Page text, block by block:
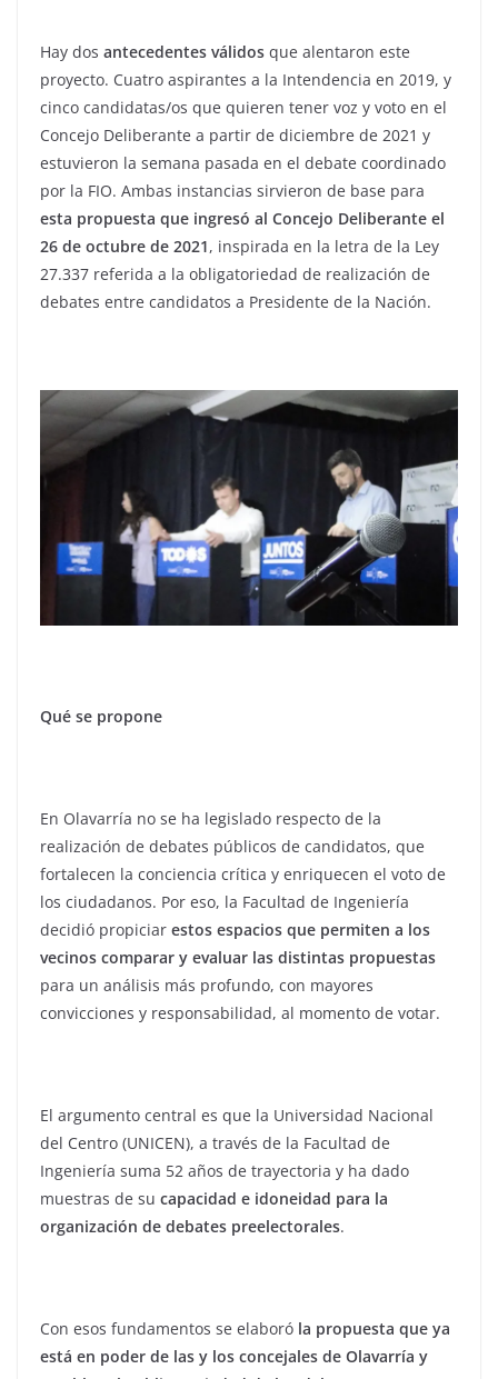
Hay dos antecedentes válidos que alentaron este
proyecto. Cuatro aspirantes a la Intendencia en 2019, y
cinco candidatas/os que quieren tener voz y voto en el
Concejo Deliberante a partir de diciembre de 2021 y
estuvieron la semana pasada en el debate coordinado
por la FIO. Ambas instancias sirvieron de base para
esta propuesta que ingresó al Concejo Deliberante el
26 de octubre de 2021, inspirada en la letra de la Ley
27.337 referida a la obligatoriedad de realización de
debates entre candidatos a Presidente de la Nación.
Qué se propone
En Olavarría no se ha legislado respecto de la
realización de debates públicos de candidatos, que
fortalecen la conciencia crítica y enriquecen el voto de
los ciudadanos. Por eso, la Facultad de Ingeniería
decidió propiciar estos espacios que permiten a los
vecinos comparar y evaluar las distintas propuestas
para un análisis más profundo, con mayores
convicciones y responsabilidad, al momento de votar.
El argumento central es que la Universidad Nacional
del Centro (UNICEN), a través de la Facultad de
Ingeniería suma 52 años de trayectoria y ha dado
muestras de su capacidad e idoneidad para la
organización de debates preelectorales.
Con esos fundamentos se elaboró la propuesta que ya
está en poder de las y los concejales de Olavarría y